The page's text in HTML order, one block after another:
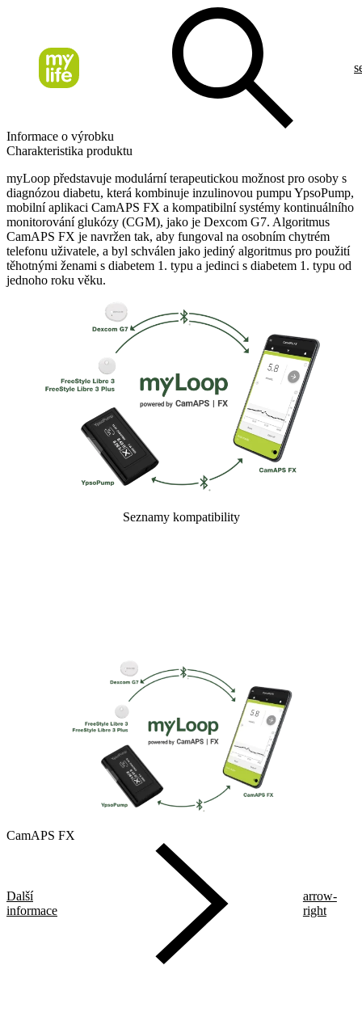
Informace o výrobku
Charakteristika produktu
myLoop představuje modulární terapeutickou možnost pro osoby s
diagnózou diabetu, která kombinuje inzulinovou pumpu YpsoPump,
mobilní aplikaci CamAPS FX a kompatibilní systémy kontinuálního
monitorování glukózy (CGM), jako je Dexcom G7. Algoritmus
CamAPS FX je navržen tak, aby fungoval na osobním chytrém
telefonu uživatele, a byl schválen jako jediný algoritmus pro použití
těhotnými ženami s diabetem 1. typu a jedinci s diabetem 1. typu od
jednoho roku věku.
Seznamy kompatibility
CamAPS FX
Další
informace
arrow-
right